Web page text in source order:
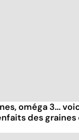
oméga 3...
des graines